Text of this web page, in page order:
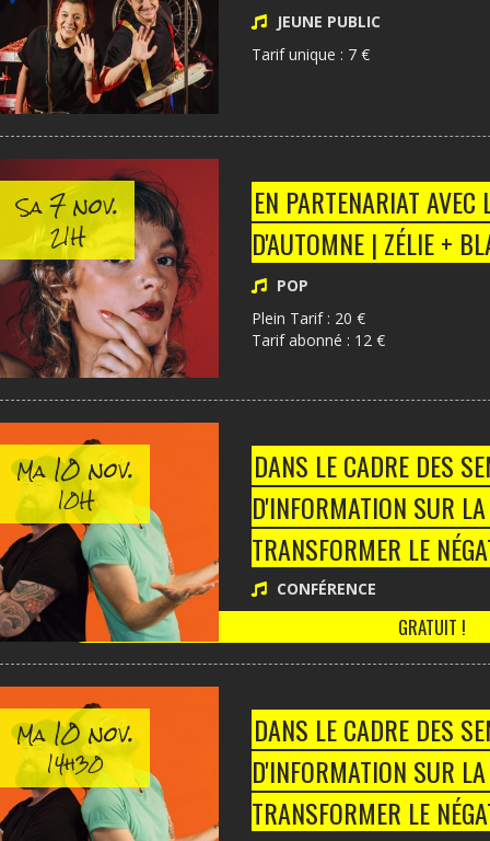
JEUNE PUBLIC
Tarif unique : 7 €
Sa7 nov.
21H
EN PARTENARIAT
D'AUTOMNE | ZÉLIE +
POP
Plein Tarif : 20 €
Tarif abonné : 12 €
Ma10 nov.
10H
DANS LE CADRE DES
D'INFORMATION SUR
TRANSFORMER LE
CONFÉRENCE
GRATUIT !
Ma10 nov.
14h30
DANS LE CADRE DES
D'INFORMATION SUR
TRANSFORMER LE